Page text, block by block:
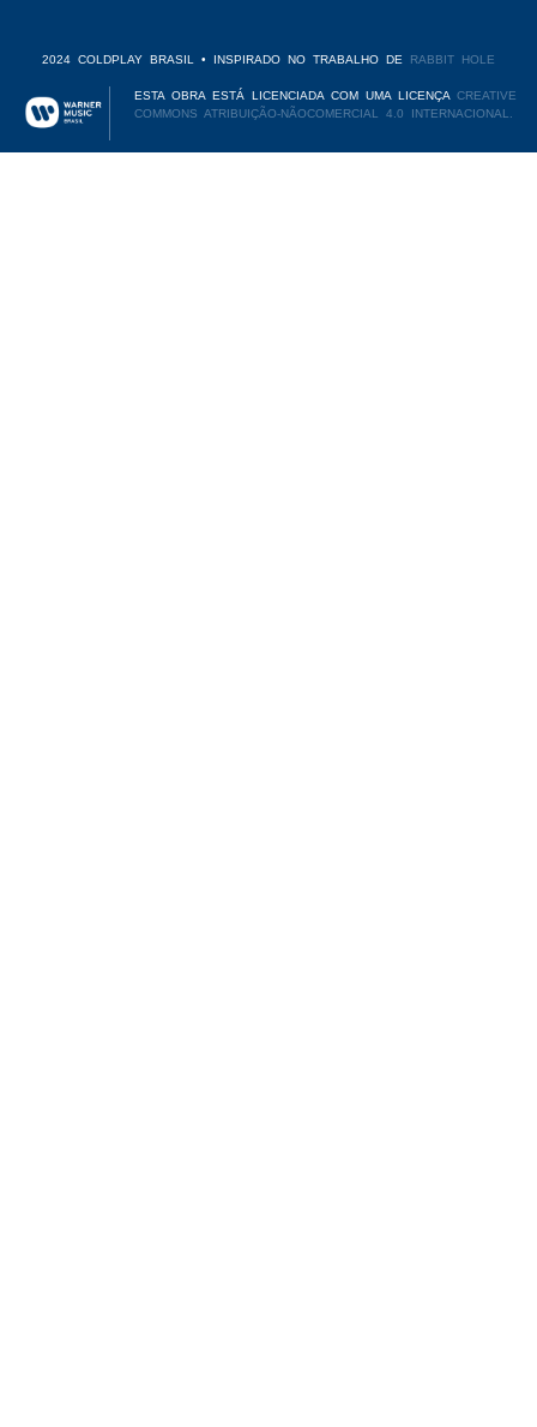
2024 COLDPLAY BRASIL • INSPIRADO NO TRABALHO DE RABBIT HOLE
ESTA OBRA ESTÁ LICENCIADA COM UMA LICENÇACREATIVE
COMMONS ATRIBUIÇÃO-NÃOCOMERCIAL 4.0 INTERNACIONAL.